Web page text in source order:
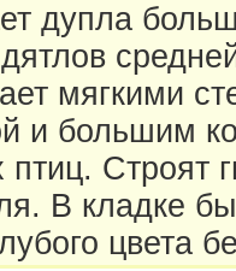
дупла
мягкими
и большим
птиц. Строят
В кладке
цвета